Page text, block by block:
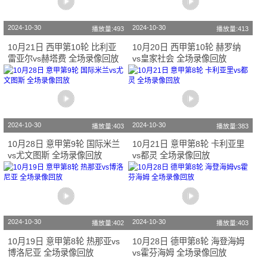
2024-10-30 播放量:493
10月21日 西甲第10轮 比利亚
雷亚尔vs赫塔费 全场录像回放
2024-10-30 播放量:413
10月20日 西甲第10轮 赫罗纳
vs皇家社会 全场录像回放
2024-10-30 播放量:403
10月28日 意甲第9轮 国际米兰
vs尤文图斯 全场录像回放
2024-10-30 播放量:383
10月21日 意甲第8轮 卡利亚里
vs都灵 全场录像回放
2024-10-30 播放量:402
10月19日 意甲第8轮 热那亚vs
博洛尼亚 全场录像回放
2024-10-30 播放量:403
10月28日 德甲第8轮 海登海姆
vs霍芬海姆 全场录像回放